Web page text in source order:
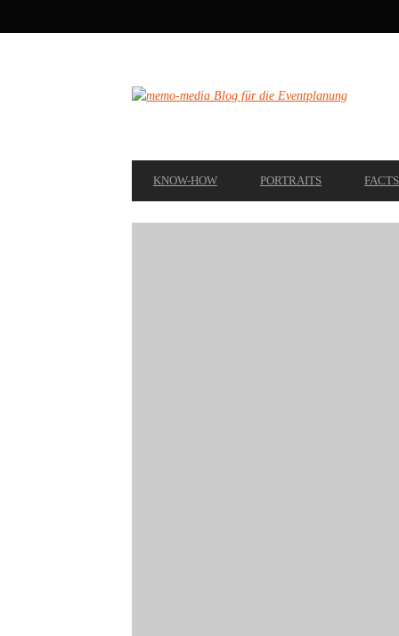
NAVIGATION
NAVIGATION
KNOW-HOW PORTRAITS FACTS